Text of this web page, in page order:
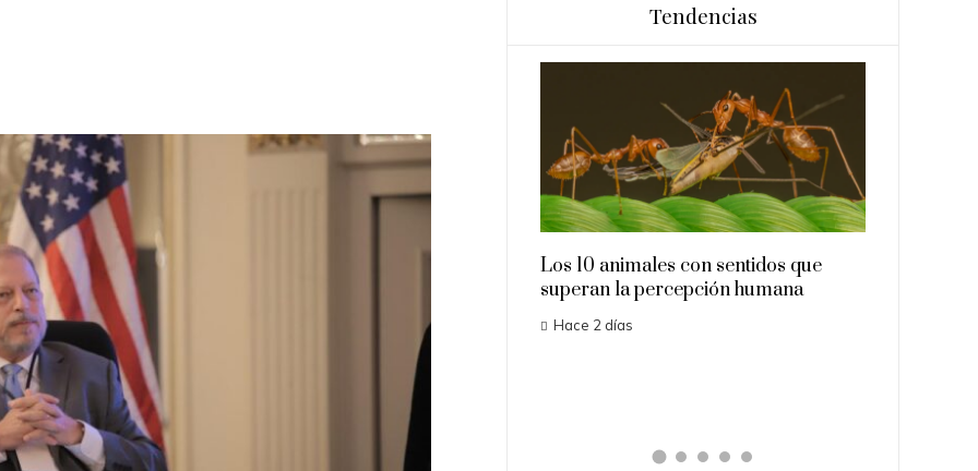
Tendencias
transformaron
en la era
Los 10 animales con sentidos que
superan la percepción humana
Hace 2 días
Las 15 misiones